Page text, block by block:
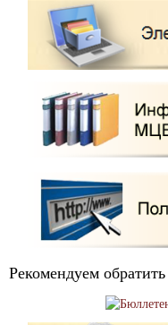
Рекомендуем